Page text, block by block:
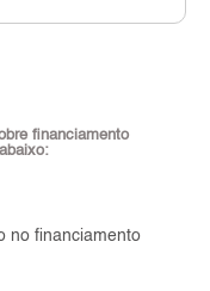
financiamento
no financiamento